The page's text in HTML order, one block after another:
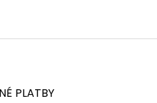
PLATBY